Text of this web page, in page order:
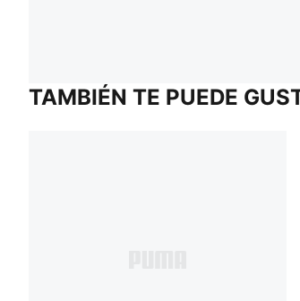
TAMBIÉN TE PUEDE